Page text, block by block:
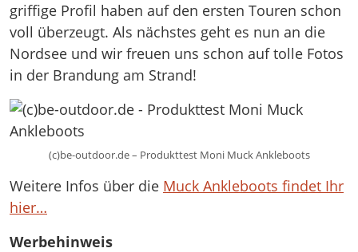
griffige Profil haben auf den ersten Touren schon
voll überzeugt. Als nächstes geht es nun an die
Nordsee und wir freuen uns schon auf tolle Fotos
in der Brandung am Strand!
(c)be-outdoor.de – Produkttest Moni Muck Ankleboots
Weitere Infos über die Muck Ankleboots findet Ihr
hier…
Werbehinweis